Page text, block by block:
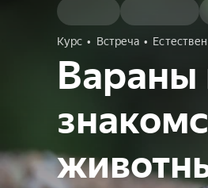
Курс Встреча
Вараны